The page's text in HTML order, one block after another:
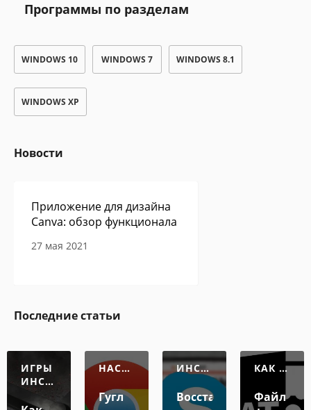
Программы по разделам
WINDOWS 10 WINDOWS 7 WINDOWS 8.1
WINDOWS XP
Новости
Приложение для дизайна
Canva: обзор функционала
27 мая 2021
Сам себе программист -
авторская колонка Павла
27 мая 2021
Последние статьи
ИГРЫ
ИНСТ
РУКЦ
НАСТР
Гугл
ИНСТ
ИИ
Восстановление
КАК О
Ь ФАЙ
Файл